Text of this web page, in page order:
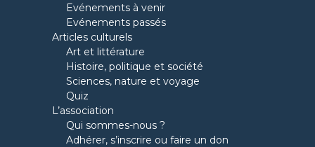
Evénements à venir
Evénements passés
Articles culturels
Art et littérature
Histoire, politique et société
Sciences, nature et voyage
Quiz
L’association
Qui sommes-nous ?
Adhérer, s’inscrire ou faire un don